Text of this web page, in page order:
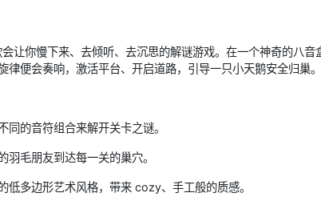
让你慢下来、去倾听、去沉思的解谜游戏。在一个神奇的八
律便会奏响，激活平台、开启道路，引导一只小天鹅安全归巢。
同的音符组合来解开关卡之谜。
羽毛朋友到达每一关的巢穴。
低多边形艺术风格，带来 cozy、手工般的质感。